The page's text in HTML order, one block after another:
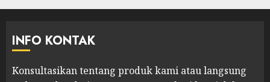
INFO KONTAK
Konsultasikan tentang produk kami atau langsung